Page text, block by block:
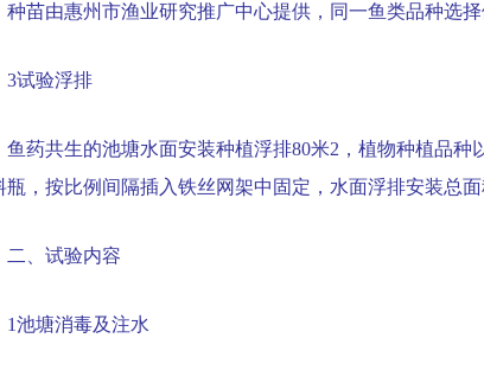
种苗由惠州市渔业研究推广中心提供，同一鱼类品种选
3试验浮排
鱼药共生的池塘水面安装种植浮排80米2 ，植物种植品
瓶，按比例间隔插入铁丝网架中固定，水面浮排安装总
二、试验内容
1池塘消毒及注水